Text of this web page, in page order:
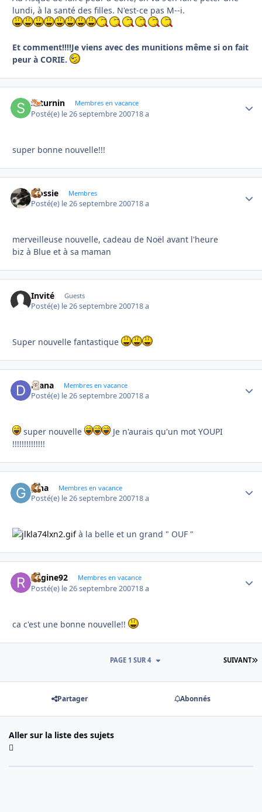
lundi, à la santé des filles. N'est-ce pas M--i.
Et comment!!!!Je viens avec des munitions même si on fait
peur à CORIE.
saturnin Membres en vacance
Posté(e) le 26 septembre 200718 a
super bonne nouvelle!!!
Flossie Membres
Posté(e) le 26 septembre 200718 a
merveilleuse nouvelle, cadeau de Noël avant l'heure
biz à Blue et à sa maman
Invité Guests
Posté(e) le 26 septembre 200718 a
Super nouvelle fantastique
Diana Membres en vacance
Posté(e) le 26 septembre 200718 a
super nouvelle
Je n'aurais qu'un mot YOUPI
!!!!!!!!!!!!!!
gina Membres en vacance
Posté(e) le 26 septembre 200718 a
à la belle et un grand " OUF "
Regine92 Membres en vacance
Posté(e) le 26 septembre 200718 a
ca c'est une bonne nouvelle!!
SUIVANT
PAGE 1 SUR 4
Partager Abonnés
Aller sur la liste des sujets